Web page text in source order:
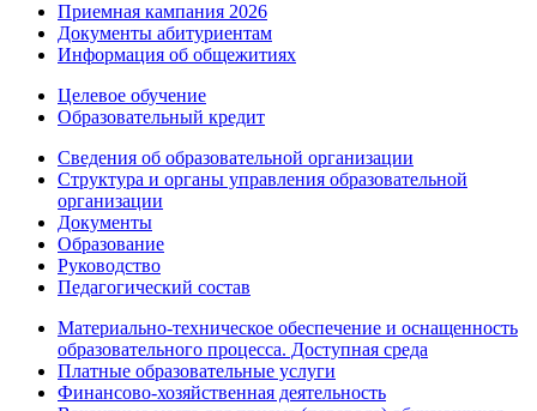
Приемная кампания 2026
Дoкументы абитуриентам
Информация об общежитиях
Целевое обучение
Образовательный кредит
Сведения об образовательной организации
Структура и органы управления образовательной
организации
Документы
Образование
Руководство
Педагогический состав
Материально-техническое обеспечение и оснащенность
образовательного процесса. Доступная среда
Платные образовательные услуги
Финансово-хозяйственная деятельность